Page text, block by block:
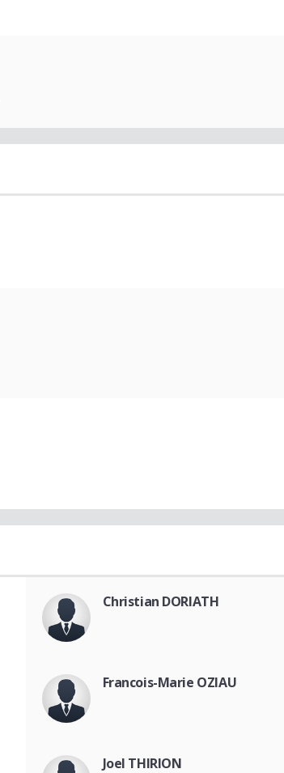
Christian DORIATH
Francois-Marie OZIAU
Joel THIRION